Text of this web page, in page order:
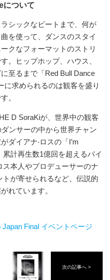
について
シックなビートまで、何が
を使って、ダンスのスタイ
クなフォーマットのストリ
。ヒップホップ、ハウス、
至るまで「Red Bull Dance
に求められるのは観客を盛り
。
D SoraKiが、世界中の観客
ンサーの中から世界チャン
ダイアナ‧ロスの「I’m
計再生数1億回を超えるバイ
ス本人やプロデューサーのナ
トが寄せられるなど、伝説的
れています。
Final イベントページ
次の記事へ >